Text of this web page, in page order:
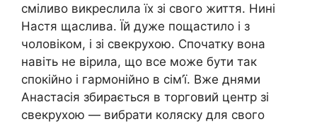
сміливо викреслила їх зі свого життя. Нині
Настя щаслива. Їй дуже пощастило і з
чоловіком, і зі свекрухою. Спочатку вона
навіть не вірила, що все може бути так
спокійно і гармонійно в сім’ї. Вже днями
Анастасія збирається в торговий центр зі
свекрухою — вибрати коляску для свого